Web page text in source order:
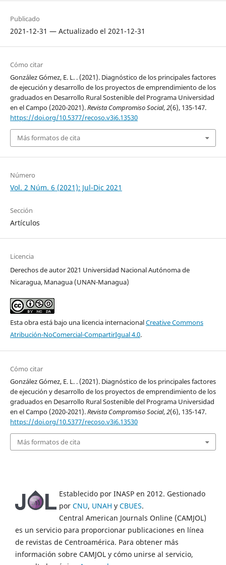
Publicado
2021-12-31 — Actualizado el 2021-12-31
Cómo citar
González Gómez, E. L. . (2021). Diagnóstico de los principales factores
de ejecución y desarrollo de los proyectos de emprendimiento de los
graduados en Desarrollo Rural Sostenible del Programa Universidad
en el Campo (2020-2021).Revista Compromiso Social,2(6), 135-147.
https://doi.org/10.5377/recoso.v3i6.13530
Más formatos de cita
Número
Vol. 2 Núm. 6 (2021): Jul-Dic 2021
Sección
Artículos
Licencia
Derechos de autor 2021 Universidad Nacional Autónoma de
Nicaragua, Managua (UNAN-Managua)
Esta obra está bajo una licencia internacionalCreative Commons
Atribución-NoComercial-CompartirIgual 4.0.
Cómo citar
González Gómez, E. L. . (2021). Diagnóstico de los principales factores
de ejecución y desarrollo de los proyectos de emprendimiento de los
graduados en Desarrollo Rural Sostenible del Programa Universidad
en el Campo (2020-2021).Revista Compromiso Social,2(6), 135-147.
https://doi.org/10.5377/recoso.v3i6.13530
Más formatos de cita
Establecido por INASP en 2012. Gestionado
por CNU, UNAH y CBUES.
Central American Journals Online (CAMJOL)
es un servicio para proporcionar publicaciones en línea
de revistas de Centroamérica. Para obtener más
información sobre CAMJOL y cómo unirse al servicio,